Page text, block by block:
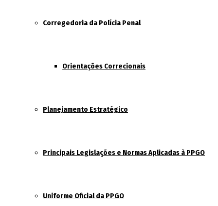
Corregedoria da Polícia Penal
Orientações Correcionais
Planejamento Estratégico
Principais Legislações e Normas Aplicadas à PPGO
Uniforme Oficial da PPGO